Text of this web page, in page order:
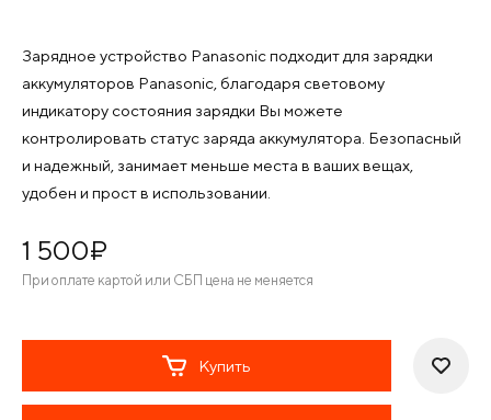
Зарядное устройство Panasonic подходит для зарядки
аккумуляторов Panasonic, благодаря световому
индикатору состояния зарядки Вы можете
контролировать статус заряда аккумулятора. Безопасный
и надежный, занимает меньше места в ваших вещах,
удобен и прост в использовании.
1 500¤
При оплате картой или СБП цена не меняется
Купить